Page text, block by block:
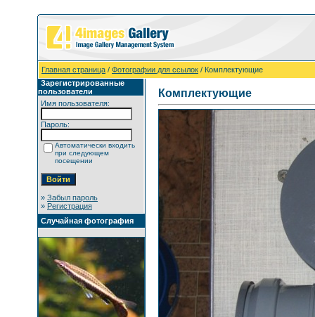
Главная страница / Фотографии для ссылок / Комплектующие
Зарегистрированные
пользователи
Имя пользователя:
Пароль:
Автоматически входить
при следующем
посещении
» Забыл пароль
» Регистрация
Случайная фотография
Комплектующие